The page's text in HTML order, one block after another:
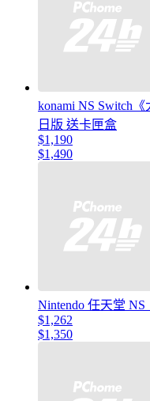
konami NS Switch
日版 送卡匣盒
$1,190
$1,490
Nintendo 任天堂
$1,262
$1,350